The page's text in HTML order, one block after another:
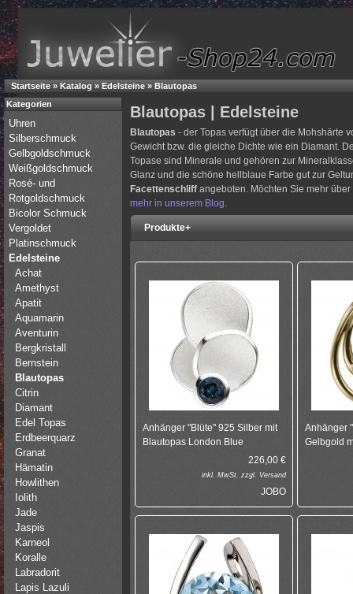
Startseite » Katalog » Edelsteine » Blautopas
Blautopas | Edelsteine
Blautopas - der Topas verfügt über die Mohshärte
Gewicht bzw. die gleiche Dichte wie ein Diamant.
Topase sind Minerale und gehören zur
Glanz und die schöne hellblaue Farbe gut zur
Facettenschliff angeboten. Möchten Sie mehr
mehr in unserem Blog.
Produkte+
Anhänger "Blüte" 925 Silber mit
Blautopas London Blue
226,00 €
inkl. MwSt. zzgl. Versand
JOBO
Anhänger
Gelbgold
Kategorien
Uhren
Silberschmuck
Gelbgoldschmuck
Weißgoldschmuck
Rosé- und
Rotgoldschmuck
Bicolor Schmuck
Vergoldet
Platinschmuck
Edelsteine
Achat
Amethyst
Apatit
Aquamarin
Aventurin
Bergkristall
Bernstein
Blautopas
Citrin
Diamant
Edel Topas
Erdbeerquarz
Granat
Hämatin
Howlithen
Iolith
Jade
Jaspis
Karneol
Koralle
Labradorit
Lapis Lazuli